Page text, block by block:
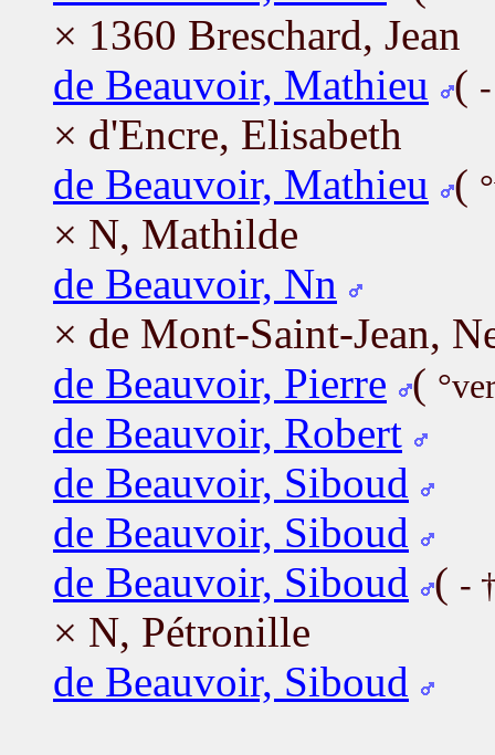
× 1360 Breschard, Jean
de Beauvoir, Mathieu
(
× d'Encre, Elisabeth
de Beauvoir, Mathieu
(
× N, Mathilde
de Beauvoir, Nn
× de Mont-Saint-Jean,
de Beauvoir, Pierre (
de Beauvoir, Robert
de Beauvoir, Siboud
de Beauvoir, Siboud
de Beauvoir, Siboud
( -
× N, Pétronille
de Beauvoir, Siboud